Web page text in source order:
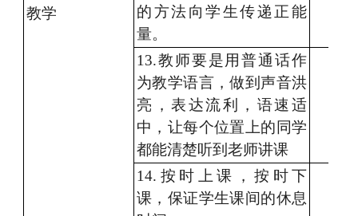
教学
的方法向学生传递正能
量。
1 3.教师要是用普通话作
为教学语言，做到声音洪
亮，表达流利，语速 适
中 ， 让每个位置 上的同学
都能清楚听到 老师讲课
14.按时上课
，按时下
课，保证学生课间的休息